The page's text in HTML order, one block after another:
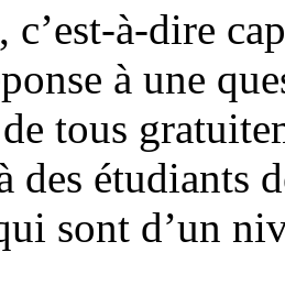
c’est-à-dire
à une
tous
des étudiants
sont d’un